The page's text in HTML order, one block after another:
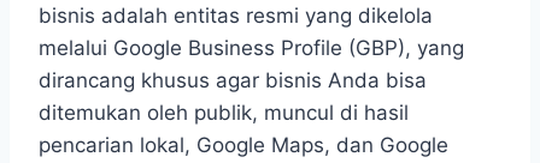
bisnis adalah entitas resmi yang dikelola
melalui Google Business Profile (GBP), yang
dirancang khusus agar bisnis Anda bisa
ditemukan oleh publik, muncul di hasil
pencarian lokal, Google Maps, dan Google